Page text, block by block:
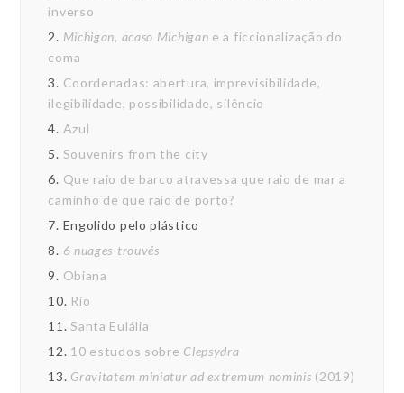
inverso
2. Michigan, acaso Michigan e a ficcionalização do
coma
3. Coordenadas: abertura, imprevisibilidade,
ilegibilidade, possibilidade, silêncio
4. Azul
5. Souvenirs from the city
6. Que raio de barco atravessa que raio de mar a
caminho de que raio de porto?
7. Engolido pelo plástico
8. 6 nuages-trouvés
9. Obiana
10. Rio
11. Santa Eulália
12. 10 estudos sobre Clepsydra
13. Gravitatem miniatur ad extremum nominis (2019)